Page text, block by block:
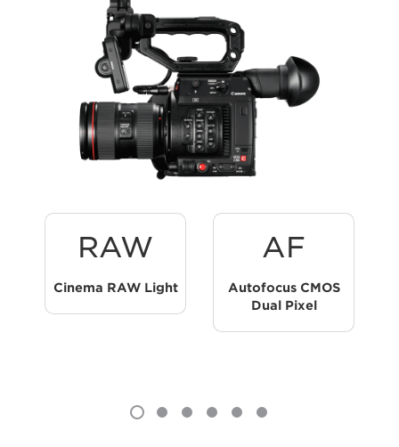
RAW
Cinema RAW Light
AF
Autofocus CMOS
Dual Pixel